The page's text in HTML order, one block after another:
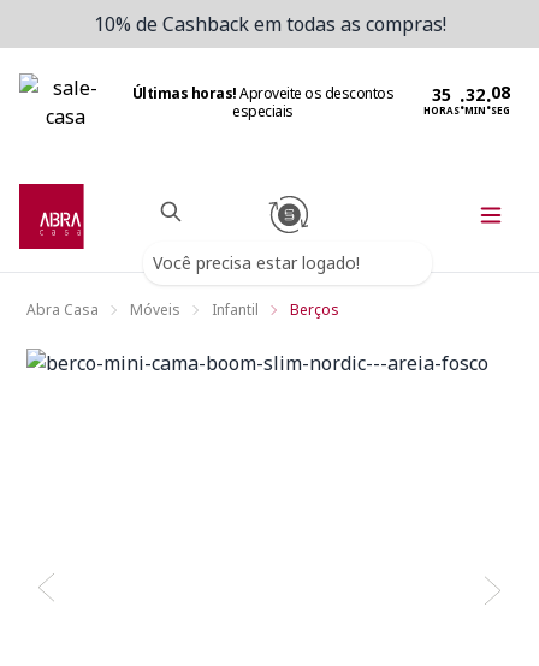
10% de Cashback em todas as compras!
Últimas horas!Aproveite os descontos
especiais
HORAS:MIN:SEG
Você precisa estar logado!
Abra Casa Móveis Infantil Berços